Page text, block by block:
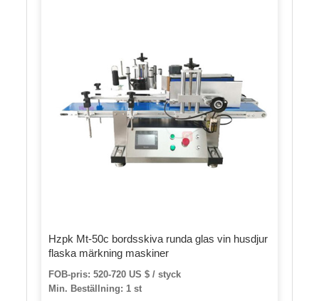
Hzpk Mt-50c bordsskiva runda glas vin husdjur
flaska märkning maskiner
FOB-pris: 520-720 US $ / styck
Min. Beställning: 1 st